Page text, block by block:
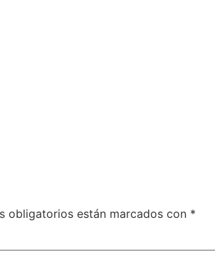
obligatorios están marcados con *